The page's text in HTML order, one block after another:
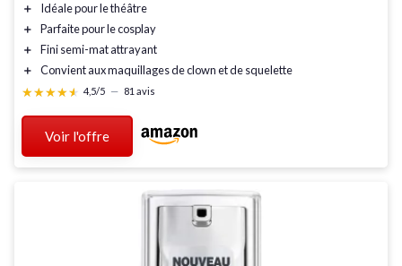
＋ Idéale pour lethéâtre
＋
Parfaite pour lecosplay
＋
Finisemi-matattrayant
＋
Convient auxmaquillages de clownet desquelette
★★★★★
★★★★★ 4,5/5 — 81 avis
Voir l'offre